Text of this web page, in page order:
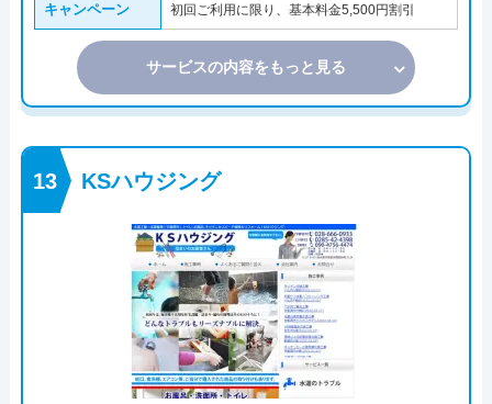
キャンペーン 初回ご利用に限り、基本料金5,500円割引
サービスの内容をもっと見る
KSハウジング